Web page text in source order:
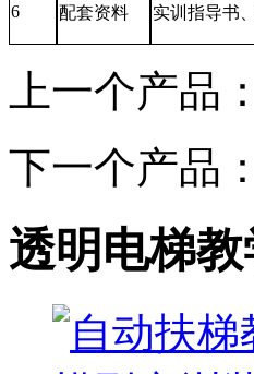
6 配套资料 实训指导书
上一个产品：
下一个产品：
透明电梯